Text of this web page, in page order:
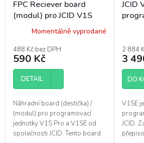
FPC Reciever board
(modul) pro JCID V1S
Pro / V1SEMomentálně vyprodané
488 Kč bez DPH
590 Kč
DETAIL
Náhradní board (destička) /
(modul) pro programovací
jednotky V1S Pro a V1SE od
společnosti JCID. Tento board
JCID
2 884
3
DO
V1SE
JCID.